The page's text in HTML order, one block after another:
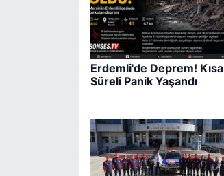
Erdemli'de Deprem! Kısa
Süreli Panik Yaşandı